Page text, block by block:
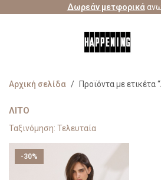
Δωρεάν μετφορικά
Αρχική σελίδα / Προϊόντα με ετικέτα
ΛΙΤΌ
-30%